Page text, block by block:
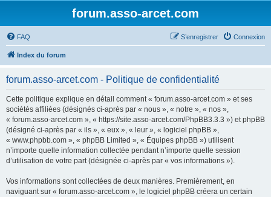
forum.asso-arcet.com
FAQ Connexion
S’enregistrer
Index du forum
forum.asso-arcet.com - Politique de confidentialité
Cette politique explique en détail comment « forum.asso-arcet.com » et ses
sociétés affiliées (désignés ci-après par « nous », « notre », « nos »,
« forum.asso-arcet.com », « https://site.asso-arcet.com/PhpBB3.3.3 ») et phpBB
(désigné ci-après par « ils », « eux », « leur », « logiciel phpBB »,
« www.phpbb.com », « phpBB Limited », « Équipes phpBB ») utilisent
n’importe quelle information collectée pendant n’importe quelle session
d’utilisation de votre part (désignée ci-après par « vos informations »).
Vos informations sont collectées de deux manières. Premièrement, en
naviguant sur « forum.asso-arcet.com », le logiciel phpBB créera un certain